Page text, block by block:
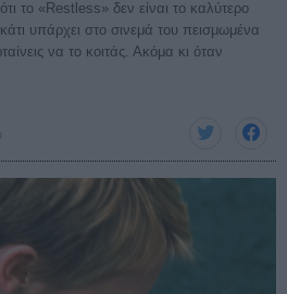
το «Restless» δεν είναι το καλύτερο
υπάρχει στο σινεμά του πεισμωμένα
να το κοιτάς. Ακόμα κι όταν